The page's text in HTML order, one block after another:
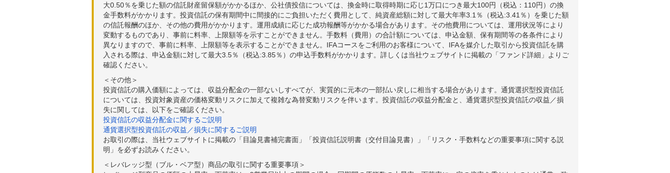
大0.50％を乗じた額の信託財産留保額がかかるほか、公社債投信については、換金時に取得時期に応じ1万口につき最大100円（税込：110円）の換
金手数料がかかります。投資信託の保有期間中に間接的にご負担いただく費用として、純資産総額に対して最大年率3.1％（税込:3.41％）を乗じた額
の信託報酬のほか、その他の費用がかかります。運用成績に応じた成功報酬等がかかる場合があります。その他費用については、運用状況等により
変動するものであり、事前に料率、上限額等を示すことができません。手数料（費用）の合計額については、申込金額、保有期間等の各条件により
異なりますので、事前に料率、上限額等を表示することができません。IFAコースをご利用のお客様について、IFAを媒介した取引から投資信託を購
入される際は、申込金額に対して最大3.5％（税込:3.85％）の申込手数料がかかります。詳しくは当社ウェブサイトに掲載の「ファンド詳細」よりご
確認ください。
＜その他＞
投資信託の購入価額によっては、収益分配金の一部ないしすべてが、実質的に元本の一部払い戻しに相当する場合があります。通貨選択型投資信託
については、投資対象資産の価格変動リスクに加えて複雑な為替変動リスクを伴います。投資信託の収益分配金と、通貨選択型投資信託の収益／損
失に関しては、以下をご確認ください。
投資信託の収益分配金に関するご説明
通貨選択型投資信託の収益／損失に関するご説明
お取引の際は、当社ウェブサイトに掲載の「目論見書補完書面」「投資信託説明書（交付目論見書）」「リスク・手数料などの重要事項に関する説
明」を必ずお読みください。
＜レバレッジ型（ブル・ベア型）商品の取引に関する重要事項＞